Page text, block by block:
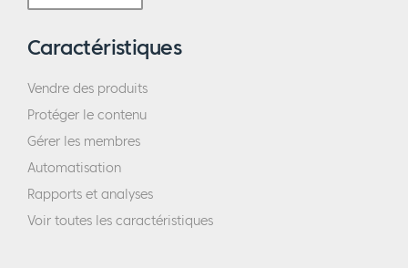
Caractéristiques
Vendre des produits
Protéger le contenu
Gérer les membres
Automatisation
Rapports et analyses
Voir toutes les caractéristiques